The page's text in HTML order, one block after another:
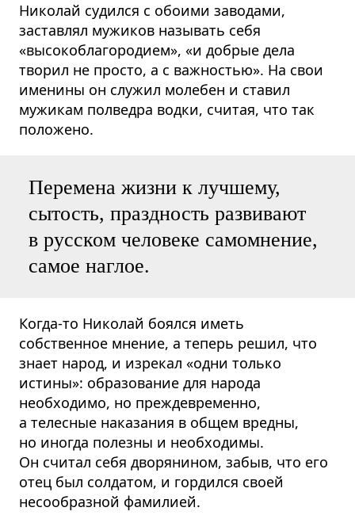
Николай судился с обоими заводами,
заставлял мужиков называть себя
«высокоблагородием», «и добрые дела
творил не просто, а с важностью». На свои
именины он служил молебен и ставил
мужикам полведра водки, считая, что так
положено.
Перемена жизни к лучшему,
сытость, праздность развивают
в русском человеке самомнение,
самое наглое.
Когда-то Николай боялся иметь
собственное мнение, а теперь решил, что
знает народ, и изрекал «одни только
истины»: образование для народа
необходимо, но преждевременно,
а телесные наказания в общем вредны,
но иногда полезны и необходимы.
Он считал себя дворянином, забыв, что его
отец был солдатом, и гордился своей
несообразной фамилией.